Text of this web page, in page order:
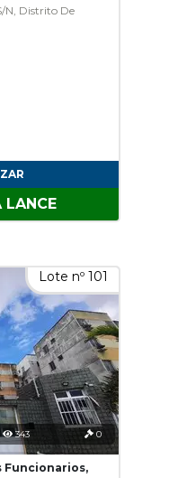
N, Distrito De
LANCE
Lote nº 101
343 0
Funcionarios,